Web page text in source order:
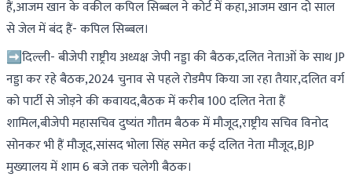
हैं,आजम खान के वकील कपिल सिब्बल ने कोर्ट में कहा,आजम खान दो साल
से जेल में बंद हैं- कपिल सिब्बल।
➡दिल्ली- बीजेपी राष्ट्रीय अध्यक्ष जेपी नड्डा की बैठक,दलित नेताओं के साथ JP
नड्डा कर रहे बैठक,2024 चुनाव से पहले रोडमैप किया जा रहा तैयार,दलित वर्ग
को पार्टी से जोड़ने की कवायद,बैठक में करीब 100 दलित नेता हैं
शामिल,बीजेपी महासचिव दुष्यंत गौतम बैठक में मौजूद,राष्ट्रीय सचिव विनोद
सोनकर भी हैं मौजूद,सांसद भोला सिंह समेत कई दलित नेता मौजूद,BJP
मुख्यालय में शाम 6 बजे तक चलेगी बैठक।